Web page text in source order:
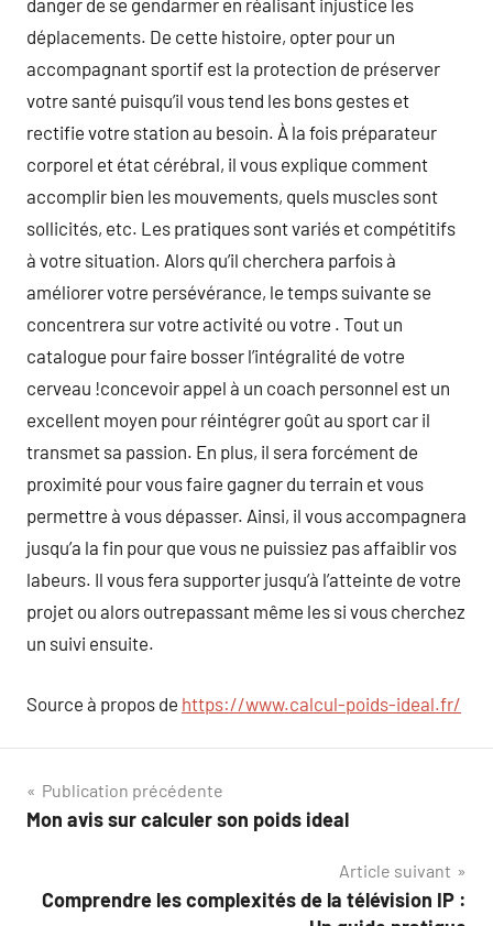
danger de se gendarmer en réalisant injustice les
déplacements. De cette histoire, opter pour un
accompagnant sportif est la protection de préserver
votre santé puisqu’il vous tend les bons gestes et
rectifie votre station au besoin. À la fois préparateur
corporel et état cérébral, il vous explique comment
accomplir bien les mouvements, quels muscles sont
sollicités, etc. Les pratiques sont variés et compétitifs
à votre situation. Alors qu’il cherchera parfois à
améliorer votre persévérance, le temps suivante se
concentrera sur votre activité ou votre . Tout un
catalogue pour faire bosser l’intégralité de votre
cerveau !concevoir appel à un coach personnel est un
excellent moyen pour réintégrer goût au sport car il
transmet sa passion. En plus, il sera forcément de
proximité pour vous faire gagner du terrain et vous
permettre à vous dépasser. Ainsi, il vous accompagnera
jusqu’a la fin pour que vous ne puissiez pas affaiblir vos
labeurs. Il vous fera supporter jusqu’à l’atteinte de votre
projet ou alors outrepassant même les si vous cherchez
un suivi ensuite.
Source à propos de https://www.calcul-poids-ideal.fr/
Navigation
de
Publication précédente
Mon avis sur calculer son poids ideal
Article suivant
Comprendre les complexités de la télévision IP :